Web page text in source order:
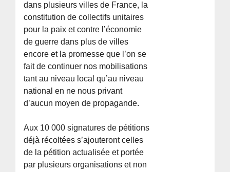
dans plusieurs villes de France, la
constitution de collectifs unitaires
pour la paix et contre l’économie
de guerre dans plus de villes
encore et la promesse que l’on se
fait de continuer nos mobilisations
tant au niveau local qu’au niveau
national en ne nous privant
d’aucun moyen de propagande.
Aux 10 000 signatures de pétitions
déjà récoltées s’ajouteront celles
de la pétition actualisée et portée
par plusieurs organisations et non